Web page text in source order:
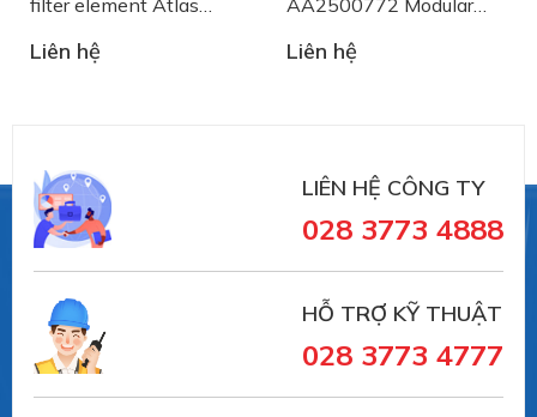
Pilot air supply port
Internal
Symbol
00991005
Overlap
Changeover time
filter element Atlas
Liên hệ
AA2500772 Modular
Belt System Plast
Liên hệ
LIÊN HỆ CÔNG TY
028 3773 4888
HỖ TRỢ KỸ THUẬT
028 3773 4777